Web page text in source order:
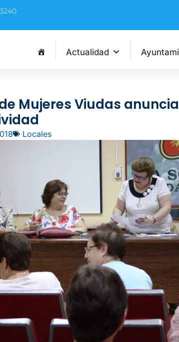
Actualidad
Mujeres Viudas
Locales